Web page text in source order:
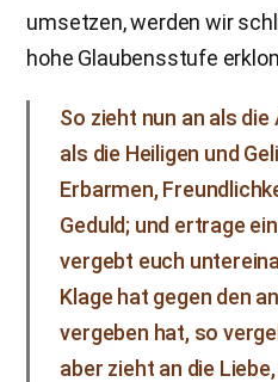
umsetzen, werden wir
hohe Glaubensstufe
So zieht nun an als
als die Heiligen und
Erbarmen,
Geduld; und ertrage
vergebt euch
Klage hat gegen den
vergeben hat, so
aber zieht an die